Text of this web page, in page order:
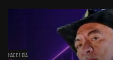
HACE 1 DÍA